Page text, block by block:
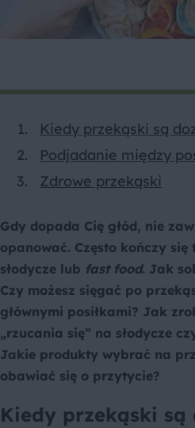
Kiedy przekąski są
Podjadanie między
Zdrowe przekąski
Gdy dopada Cię głód, nie
opanować. Często kończy się
słodycze lub fast food. Jak
Czy możesz sięgać po
głównymi posiłkami? Jak
„rzucania się” na słodycze
Jakie produkty wybrać na
obawiać się o przytycie?
Kiedy przekąski są